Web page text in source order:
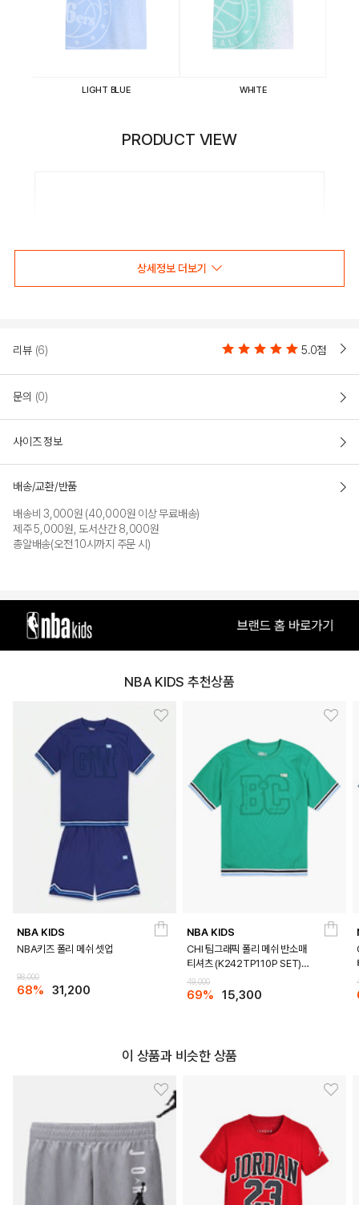
LIGHT BLUE WHITE
PRODUCT VIEW
DETAILS
상세정보 더보기
리뷰 (6) 5.0점
문의 (0)
사이즈 정보
배송/교환/반품
배송비 3,000원 (40,000원 이상 무료배송)
제주 5,000원, 도서산간 8,000원
총알배송(오전 10시까지 주문 시)
NBA KIDS 추천상품
NBA KIDS
NBA키즈 폴리 메쉬 셋업
98,000
68% 31,200
NBA KIDS
CHI 팀그래픽 폴리 메쉬 반소매
티셔츠 (K242TP110P SET)
(K242TS110P)
49,000
69% 15,300
이 상품과 비슷한 상품